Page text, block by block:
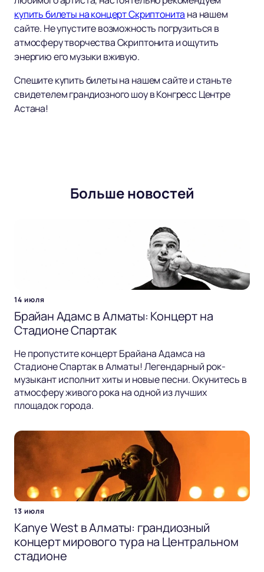
купить билеты на концерт Скриптонита на нашем
сайте. Не упустите возможность погрузиться в
атмосферу творчества Скриптонита и ощутить
энергию его музыки вживую.
Спешите купить билеты на нашем сайте и станьте
свидетелем грандиозного шоу в Конгресс Центре
Астана!
Больше новостей
14 июля
Брайан Адамс в Алматы: Концерт на
Стадионе Спартак
Не пропустите концерт Брайана Адамса на
Стадионе Спартак в Алматы! Легендарный рок-
музыкант исполнит хиты и новые песни. Окунитесь в
атмосферу живого рока на одной из лучших
площадок города.
13 июля
Kanye West в Алматы: грандиозный
концерт мирового тура на Центральном
стадионе